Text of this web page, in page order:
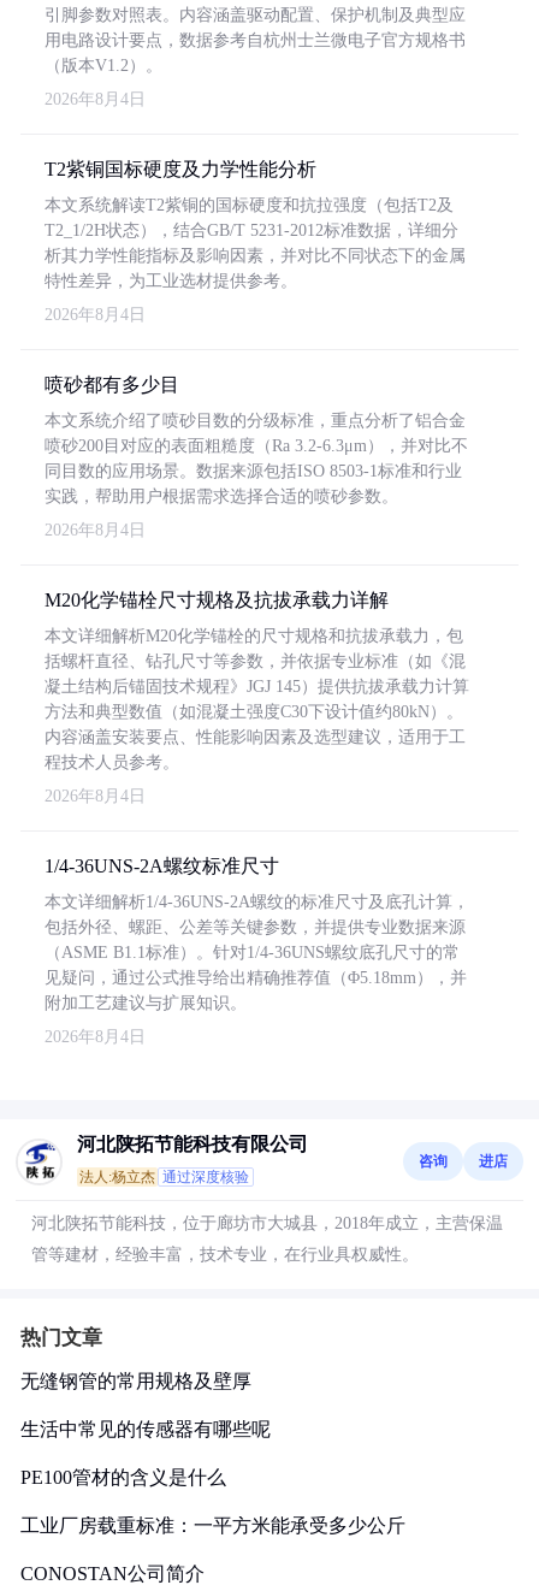
引脚参数对照表。内容涵盖驱动配置、保护机制及典型应
用电路设计要点，数据参考自杭州士兰微电子官方规格书
（版本V1.2）。
2026年8月4日
T2紫铜国标硬度及力学性能分析
本文系统解读T2紫铜的国标硬度和抗拉强度（包括T2及
T2_1/2H状态），结合GB/T 5231-2012标准数据，详细分
析其力学性能指标及影响因素，并对比不同状态下的金属
特性差异，为工业选材提供参考。
2026年8月4日
喷砂都有多少目
本文系统介绍了喷砂目数的分级标准，重点分析了铝合金
喷砂200目对应的表面粗糙度（Ra 3.2-6.3μm），并对比不
同目数的应用场景。数据来源包括ISO 8503-1标准和行业
实践，帮助用户根据需求选择合适的喷砂参数。
2026年8月4日
M20化学锚栓尺寸规格及抗拔承载力详解
本文详细解析M20化学锚栓的尺寸规格和抗拔承载力，包
括螺杆直径、钻孔尺寸等参数，并依据专业标准（如《混
凝土结构后锚固技术规程》JGJ 145）提供抗拔承载力计算
方法和典型数值（如混凝土强度C30下设计值约80kN）。
内容涵盖安装要点、性能影响因素及选型建议，适用于工
程技术人员参考。
2026年8月4日
1/4-36UNS-2A螺纹标准尺寸
本文详细解析1/4-36UNS-2A螺纹的标准尺寸及底孔计算，
包括外径、螺距、公差等关键参数，并提供专业数据来源
（ASME B1.1标准）。针对1/4-36UNS螺纹底孔尺寸的常
见疑问，通过公式推导给出精确推荐值（Φ5.18mm），并
附加工艺建议与扩展知识。
2026年8月4日
河北陕拓节能科技有限公司
法人:杨立杰 通过深度核验
咨询 进店
河北陕拓节能科技，位于廊坊市大城县，2018年成立，主营保温
管等建材，经验丰富，技术专业，在行业具权威性。
热门文章
无缝钢管的常用规格及壁厚
生活中常见的传感器有哪些呢
PE100管材的含义是什么
工业厂房载重标准：一平方米能承受多少公斤
CONOSTAN公司简介